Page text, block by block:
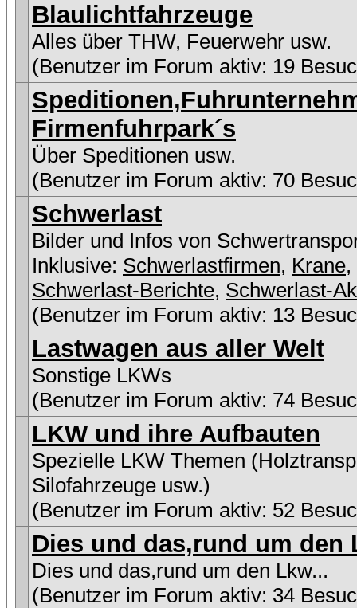
Blaulichtfahrzeuge
Alles über THW, Feuerwehr usw.
(Benutzer im Forum aktiv: 19
Firmenfuhrpark´s
Über Speditionen usw.
(Benutzer im Forum aktiv: 70
Schwerlast
Bilder und Infos von
Inklusive: Schwerlastfirmen, Krane,
Schwerlast-Berichte, Schwerlast-
(Benutzer im Forum aktiv: 13
Lastwagen aus aller Welt
Sonstige LKWs
(Benutzer im Forum aktiv: 74
LKW und ihre Aufbauten
Spezielle LKW Themen
Silofahrzeuge usw.)
(Benutzer im Forum aktiv: 52
Dies und das,rund um den
Dies und das,rund um den Lkw...
(Benutzer im Forum aktiv: 34